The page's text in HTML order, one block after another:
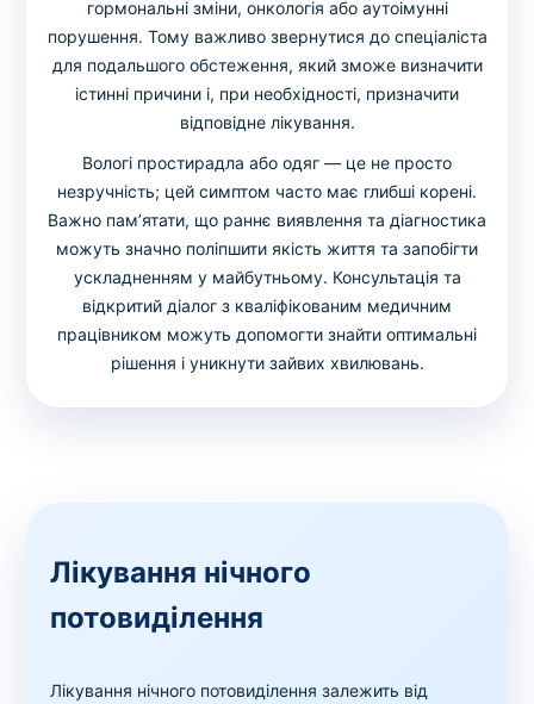
гормональні зміни, онкологія або аутоімунні
порушення. Тому важливо звернутися до спеціаліста
для подальшого обстеження, який зможе визначити
істинні причини і, при необхідності, призначити
відповідне лікування.
Вологі простирадла або одяг — це не просто
незручність; цей симптом часто має глибші корені.
Важно пам’ятати, що раннє виявлення та діагностика
можуть значно поліпшити якість життя та запобігти
ускладненням у майбутньому. Консультація та
відкритий діалог з кваліфікованим медичним
працівником можуть допомогти знайти оптимальні
рішення і уникнути зайвих хвилювань.
Лікування нічного
потовиділення
Лікування нічного потовиділення залежить від